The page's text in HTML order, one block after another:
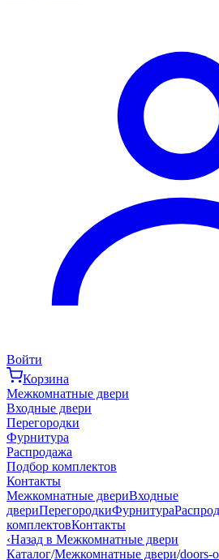
Войти
Корзина
Межкомнатные двери
Входные двери
Перегородки
Фурнитура
Распродажа
Подбор комплектов
Контакты
Межкомнатные двериВходные
двериПерегородкиФурнитура
комплектовКонтакты
‹Назад в Межкомнатные двери
Каталог/Межкомнатные двери/doors-